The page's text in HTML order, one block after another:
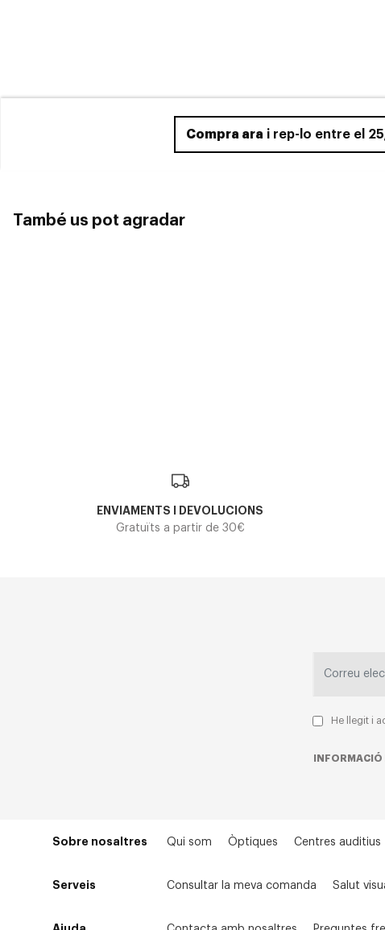
Compra ara i rep-lo entre el
També us pot agradar
ENVIAMENTS I DEVOLUCIONS
Gratuïts a partir de 30€
He llegit i
Sobre nosaltres Qui som Òptiques Centres auditius
Serveis Consultar la meva comanda Salut